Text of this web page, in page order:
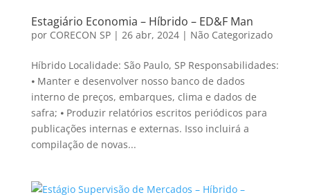
Estagiário Economia – Híbrido – ED&F Man
por CORECON SP| 26 abr, 2024| Não Categorizado
Híbrido Localidade: São Paulo, SP Responsabilidades:
⦁ Manter e desenvolver nosso banco de dados
interno de preços, embarques, clima e dados de
safra; ⦁ Produzir relatórios escritos periódicos para
publicações internas e externas. Isso incluirá a
compilação de novas...